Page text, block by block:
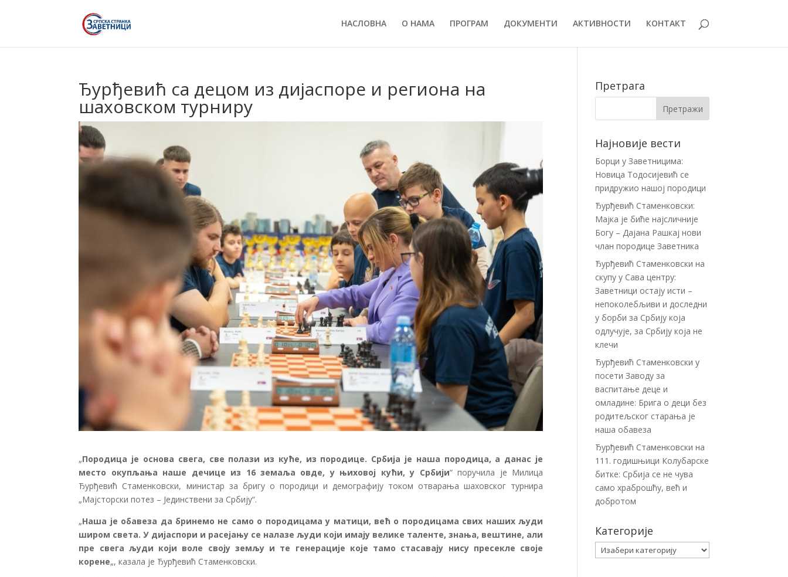
НАСЛОВНА О НАМА ПРОГРАМ ДОКУМЕНТИ АКТИВНОСТИ КОНТАКТ
Ђурђевић са децом из дијаспоре и региона на
шаховском турниру
„Породица је основа свега, све полази из куће, из породице. Србија је наша породица, а данас је
место окупљања наше дечице из 16 земаља овде, у њиховој кући, у Србији“ поручила је Милица
Ђурђевић Стаменковски, министар за бригу о породици и демографију током отварања шаховског турнира
„Мајсторски потез – Јединствени за Србију“.
„Наша је обавеза да бринемо не само о породицама у матици, већ о породицама свих наших људи
широм света. У дијаспори и расејању се налазе људи који имају велике таленте, знања, вештине, али
пре свега људи који воле своју земљу и те генерације које тамо стасавају нису пресекле своје
корене„, казала је Ђурђевић Стаменковски.
Претрага
Најновије вести
Борци у Заветницима:
Новица Тодосијевић се
придружио нашој породици
Ђурђевић Стаменковски:
Мајка је биће најсличније
Богу – Дајана Рашкај нови
члан породице Заветника
Ђурђевић Стаменковски на
скупу у Сава центру:
Заветници остају исти –
непоколебљиви и доследни
у борби за Србију која
одлучује, за Србију која не
клечи
Ђурђевић Стаменковски у
посети Заводу за
васпитање деце и
омладине: Брига о деци без
родитељског старања је
наша обавеза
Ђурђевић Стаменковски на
111. годишњици Колубарске
битке: Србија се не чува
само храброшћу, већ и
добротом
Категорије
Категорије